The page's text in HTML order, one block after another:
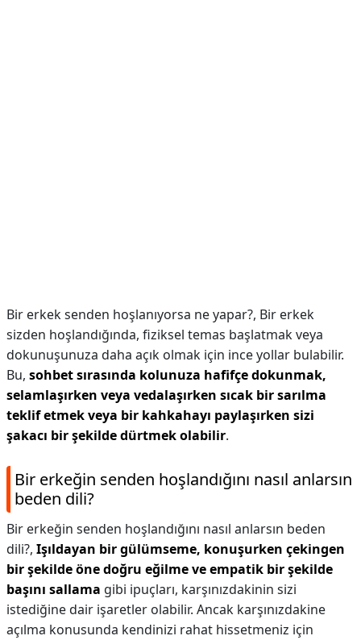
Bir erkek senden hoşlanıyorsa ne yapar?, Bir erkek
sizden hoşlandığında, fiziksel temas başlatmak veya
dokunuşunuza daha açık olmak için ince yollar bulabilir.
Bu, sohbet sırasında kolunuza hafifçe dokunmak,
selamlaşırken veya vedalaşırken sıcak bir sarılma
teklif etmek veya bir kahkahayı paylaşırken sizi
şakacı bir şekilde dürtmek olabilir.
Bir erkeğin senden hoşlandığını nasıl anlarsın
beden dili?
Bir erkeğin senden hoşlandığını nasıl anlarsın beden
dili?, Işıldayan bir gülümseme, konuşurken çekingen
bir şekilde öne doğru eğilme ve empatik bir şekilde
başını sallama gibi ipuçları, karşınızdakinin sizi
istediğine dair işaretler olabilir. Ancak karşınızdakine
açılma konusunda kendinizi rahat hissetmeniz için